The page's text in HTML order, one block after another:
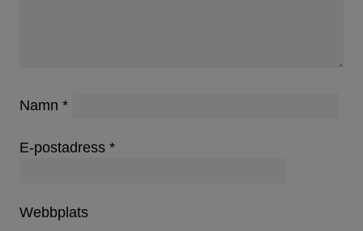
Namn *
E-postadress *
Webbplats